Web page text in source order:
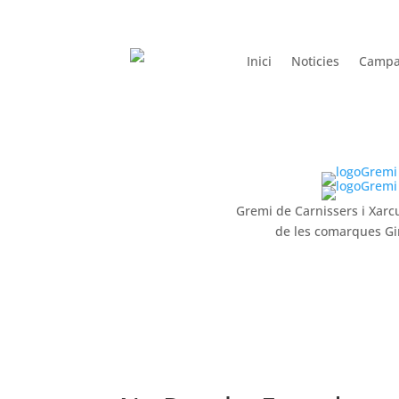
Inici Noticies
Gremi de Carnissers i
de les comarques